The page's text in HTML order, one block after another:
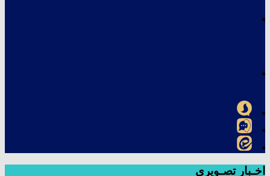
اخـبار تصـویری